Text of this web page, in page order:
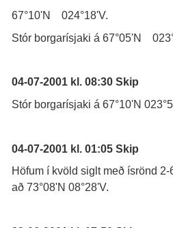
67°10'N 024°18'V.
Stór borgarísjaki á 67°05'N
04-07-2001 kl. 08:30 Skip
Stór borgarísjaki á 67°10'N
04-07-2001 kl. 01:05 Skip
Höfum í kvöld siglt með ísrönd
að 73°08'N 08°28'V.